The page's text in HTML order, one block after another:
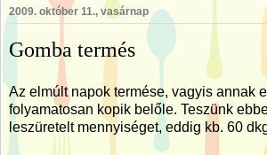
2009. október 11., vasárnap
Gomba termés
Az elmúlt napok termése, vagyis annak
folyamatosan kopik belőle. Teszünk
leszüretelt mennyiséget, eddig kb. 60